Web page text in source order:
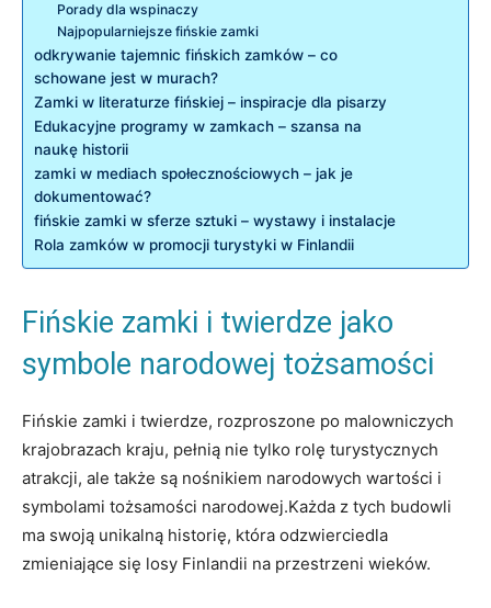
Porady dla wspinaczy
Najpopularniejsze⁣ fińskie zamki
odkrywanie tajemnic fińskich ⁢zamków – co‍
schowane⁤ jest⁣ w murach?
Zamki w literaturze⁤ fińskiej ⁣– inspiracje ⁤dla pisarzy
Edukacyjne programy w zamkach⁤ – szansa na
naukę historii
zamki ‍w mediach ​społecznościowych – jak ‍je
dokumentować?
fińskie​ zamki w sferze sztuki – wystawy i instalacje
Rola zamków w promocji ‍turystyki w⁢ Finlandii
Fińskie zamki i twierdze jako
symbole narodowej tożsamości
Fińskie zamki i twierdze, rozproszone po malowniczych
krajobrazach kraju, pełnią nie tylko rolę turystycznych​
atrakcji, ale także są nośnikiem narodowych wartości i
symbolami tożsamości​ narodowej.Każda z tych⁣ budowli
ma swoją unikalną historię, która odzwierciedla
zmieniające się losy Finlandii na przestrzeni wieków.